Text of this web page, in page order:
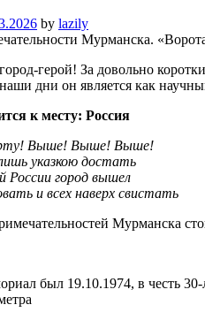
by lazily
герой! За довольно
дни он является как
к месту: Россия
Выше! Выше! Выше!
указкою достать
России город вышел
и всех наверх свистать
Мурманска
был 19.10.1974, в честь